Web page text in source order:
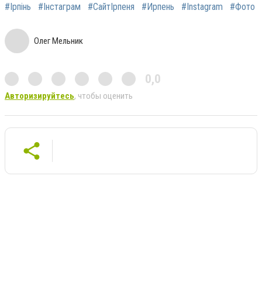
#Ірпінь #Інстаграм #СайтІрпеня #Ирпень #Instagram #Фото
Олег Мельник
0,0
Авторизируйтесь, чтобы оценить